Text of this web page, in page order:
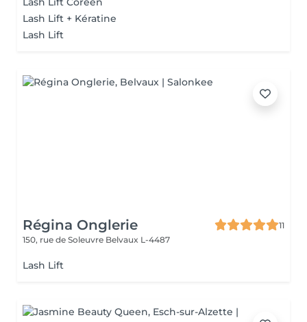
Lash Lift + Kératine
Lash Lift
Régina Onglerie
11
150, rue de Soleuvre Belvaux L-4487
Lash Lift